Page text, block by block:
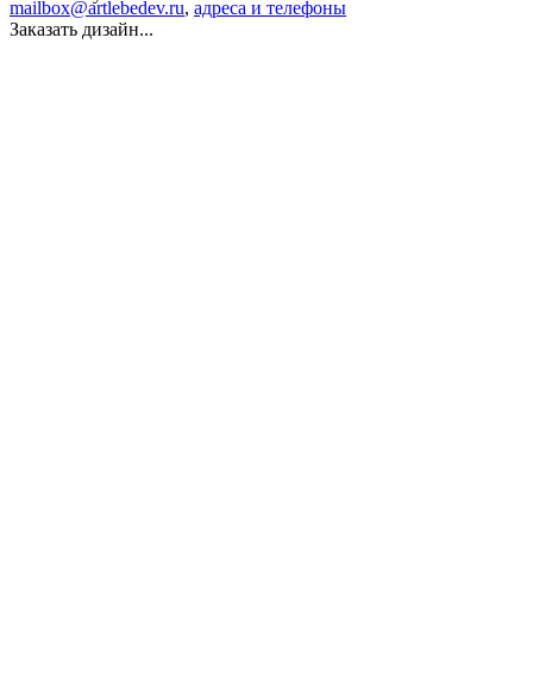
mailbox@artlebedev.ru, адреса и телефоны
Заказать дизайн...